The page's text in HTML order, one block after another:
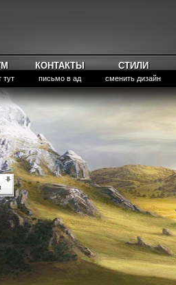
тут
КОНТАКТЫ
письмо в ад
СТИЛИ
сменить дизайн